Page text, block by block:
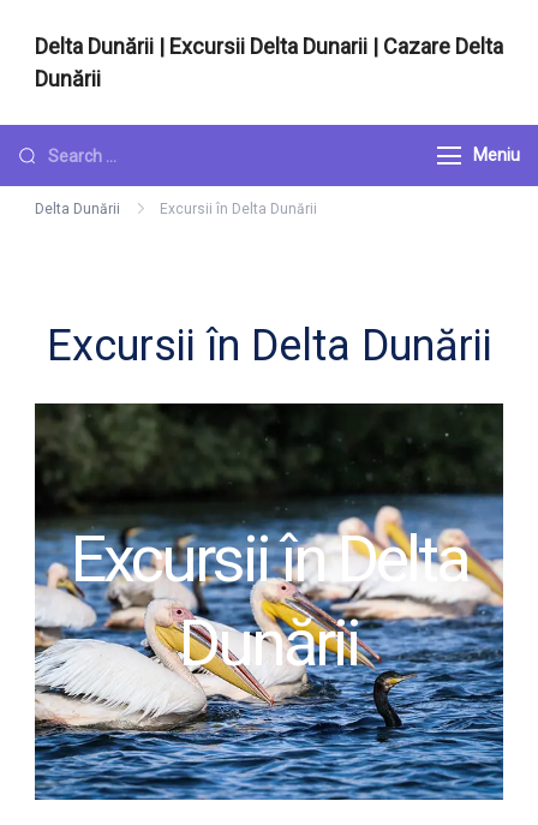
conținut
Delta Dunării | Excursii Delta Dunarii | Cazare Delta
Dunării
Looking
for
Something?
Meniu
Delta Dunării Excursii în Delta Dunării
Excursii în Delta Dunării
Excursii în Delta
Dunării